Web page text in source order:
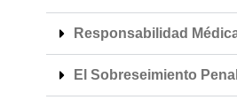
Responsabilidad
El Sobreseimiento